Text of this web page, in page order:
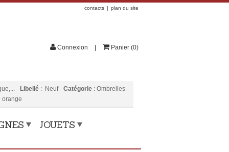
contacts plan du site
- Libellé : Neuf- Catégorie : Ombrelles -
orange
JOUETS
Connexion Panier (0)